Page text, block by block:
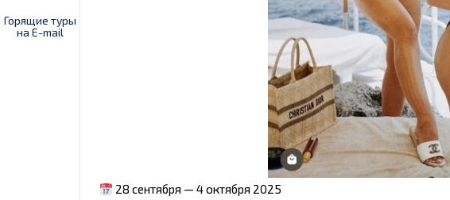
Горящие туры
на E-mail
28 сентября — 4 октября 2025